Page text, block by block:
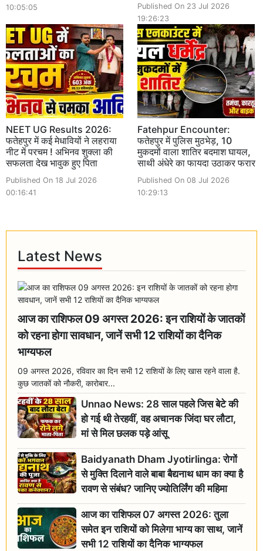
10:05:05
Published On 23 Jul 2026
19:26:23
NEET UG Results 2026:
फतेहपुर में कई मेधावियों ने लहराया
नीट में परचम ! अभिनव शुक्ला की
सफलता देख भावुक हुए पिता
Published On 18 Jul 2026
00:16:41
Fatehpur Encounter:
फतेहपुर में पुलिस मुठभेड़, 10
मुकदमों वाला शातिर बदमाश घायल,
साथी अंधेरे का फायदा उठाकर फरार
Published On 08 Jul 2026
10:29:13
Latest News
आज का राशिफल 09 अगस्त 2026: इन राशियों के जातकों
को रहना होगा सावधान, जानें सभी 12 राशियों का दैनिक
भाग्यफल
09 अगस्त 2026, रविवार का दिन सभी 12 राशियों के लिए खास रहने वाला है.
कुछ जातकों को नौकरी, कारोबार...
Unnao News: 28 साल पहले जिस बेटे की
हो गई थी तेरहवीं, वह अचानक जिंदा घर लौटा,
मां से मिल छलक पड़े आंसू
Baidyanath Dham Jyotirlinga: रोगों
से मुक्ति दिलाने वाले बाबा बैद्यनाथ धाम का क्या है
रावण से संबंध? जानिए ज्योतिर्लिंग की महिमा
आज का राशिफल 07 अगस्त 2026: तुला
समेत इन राशियों को मिलेगा भाग्य का साथ, जानें
सभी 12 राशियों का दैनिक भाग्यफल